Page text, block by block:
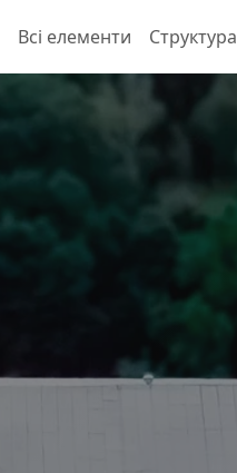
Всі елементи Структура